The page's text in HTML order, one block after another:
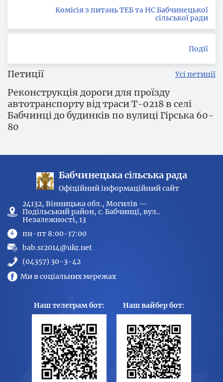
Комісія з питань ТЕБ та НС Бабчинецької
сільської ради
Події
Петиції Усі петиції
Реконструкція дороги для проїзду
автотранспорту від траси Т-0218 в селі
Бабчинці до будинків по вулиці Гірська 60-
80
Бабчинецька сільська рада
Офіційний інформаційний сайт
24132, Вінницька обл., Могилів —
Подільський район, с. Бабчинці, вул..
Незалежності, 13
пн-пт 8:00-17:00
bab.sr2014@ukr.net
(04357) 30-3-42
Ми в соціальних мережах
Наш телеграм бот: Наш вайбер бот: